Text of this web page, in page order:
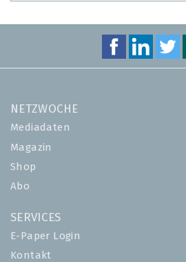
NETZWOCHE
Mediadaten
Magazin
Shop
Abo
SERVICES
E-Paper Login
Kontakt